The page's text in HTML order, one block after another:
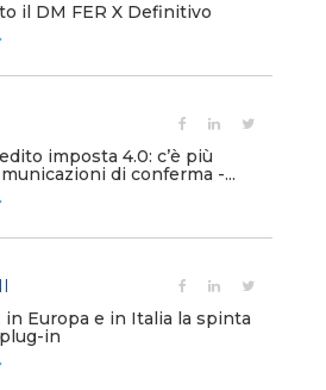
il DM FER X Definitivo
imposta 4.0: c’è più
di conferma -...
Europa e in Italia la spinta
in